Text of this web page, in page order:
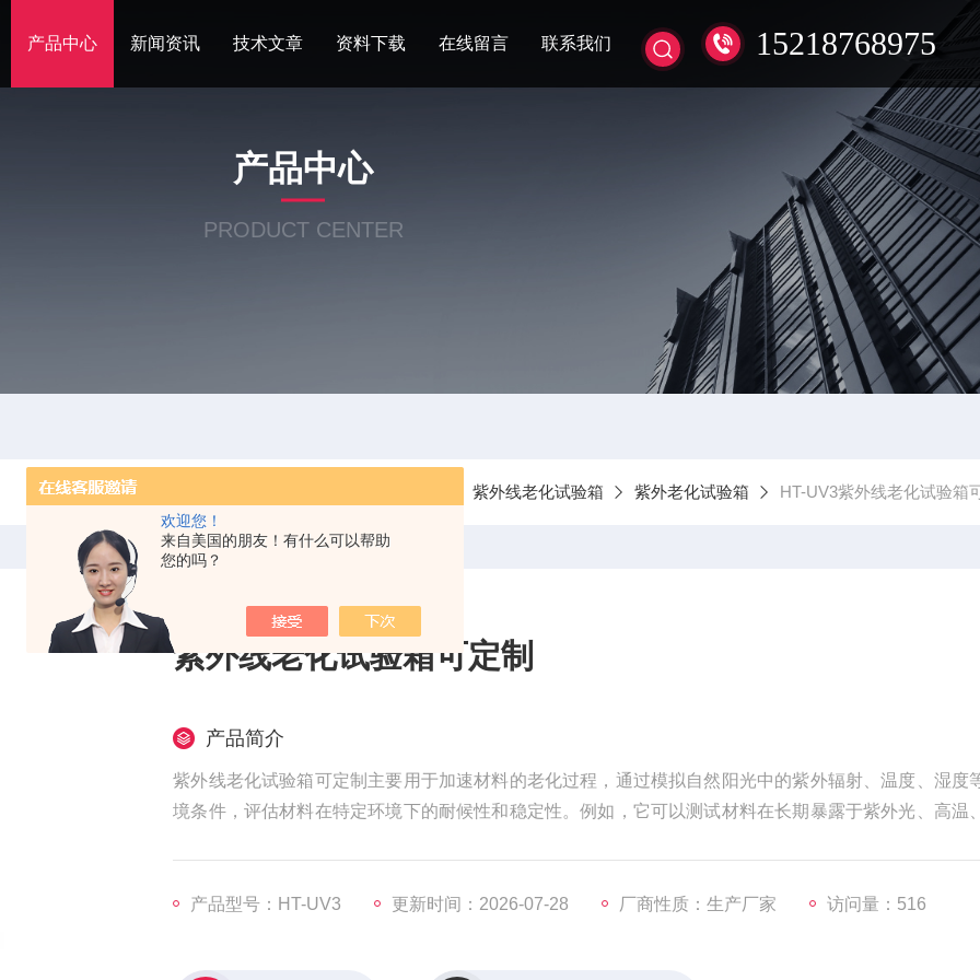
欢迎您！
来自美国的朋友！有什么可以帮助
您的吗？
15218768975
产品中心 新闻资讯 技术文章 资料下载 在线留言 联系我们
产品中心
PRODUCT CENTER
紫外线老化试验箱 紫外老化试验箱 HT-UV3紫外线老化试验箱
紫外线老化试验箱可定制
产品简介
紫外线老化试验箱可定制主要用于加速材料的老化过程，通过模拟自然阳光中的紫外辐射、温度、湿度
境条件，评估材料在特定环境下的耐候性和稳定性。例如，它可以测试材料在长期暴露于紫外光、高温
产品型号：HT-UV3 更新时间：2026-07-28 厂商性质：生产厂家 访问量：516